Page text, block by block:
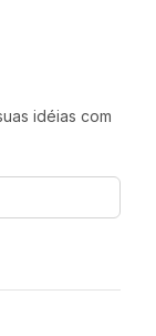
idéias com